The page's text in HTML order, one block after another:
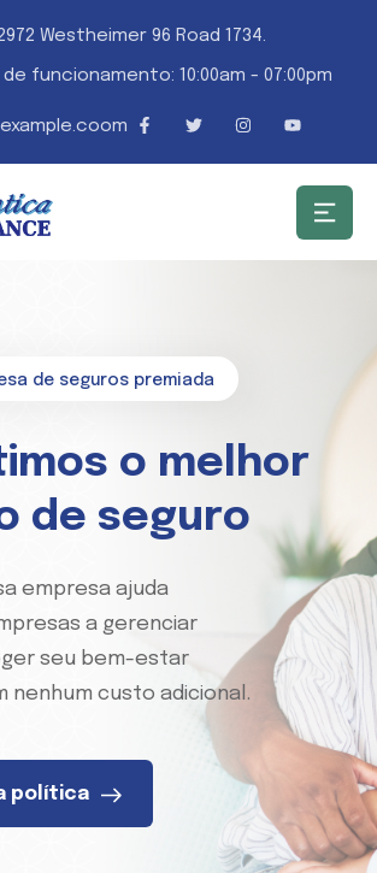
Westheimer 96 Road 1734.
de funcionamento: 10:00am - 07:00pm
de seguros premiada
o melhor
de seguro
empresa ajuda
a gerenciar
seu bem-estar
nenhum custo adicional.
política